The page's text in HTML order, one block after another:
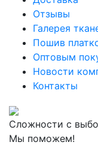
Отзывы
Галерея тканей
Пошив платков
Оптовым
Новости
Контакты
Сложности с
Мы поможем!